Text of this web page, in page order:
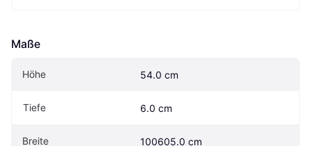
Maße
Höhe 54.0 cm
Tiefe 6.0 cm
Breite 100605.0 cm